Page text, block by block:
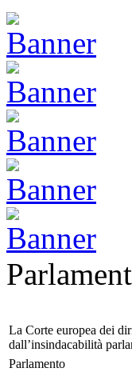
La Corte europea dei
dall’insindacabilità
Parlamento